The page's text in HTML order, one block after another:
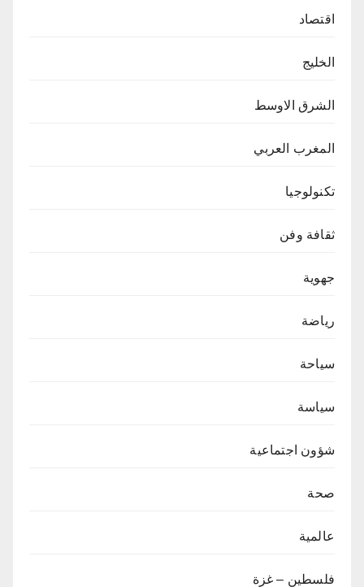
اقتصاد
الخليج
الشرق الاوسط
المغرب العربي
تكنولوجيا
ثقافة وفن
جهوية
رياضة
سياحة
سياسة
شؤون اجتماعية
صحة
عالمية
فلسطين – غزة